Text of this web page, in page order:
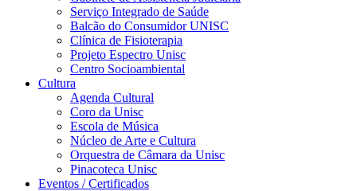
Serviço Integrado de Saúde
Balcão do Consumidor UNISC
Clínica de Fisioterapia
Projeto Espectro Unisc
Centro Socioambiental
Cultura
Agenda Cultural
Coro da Unisc
Escola de Música
Núcleo de Arte e Cultura
Orquestra de Câmara da Unisc
Pinacoteca Unisc
Eventos / Certificados